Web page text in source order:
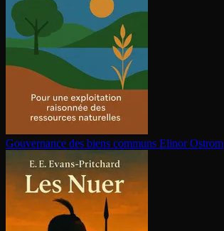
Gouvernance des biens communs Elinor Ostrom